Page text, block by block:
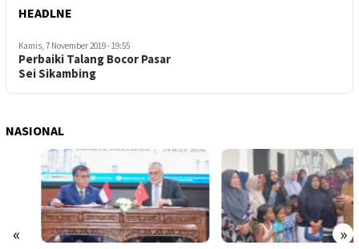
HEADLNE
Kamis, 7 November 2019 - 19:55
Perbaiki Talang Bocor Pasar
Sei Sikambing
NASIONAL
« »